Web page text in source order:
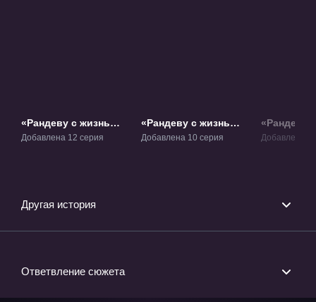
«Рандеву с жизнью»
ТВ-1
Добавлена 12 серия
«Рандеву с жизнью
2» ТВ-2
Добавлена 10 серия
«Рандеву
Суд
Добавлена 1
Другая история
Ответвление сюжета